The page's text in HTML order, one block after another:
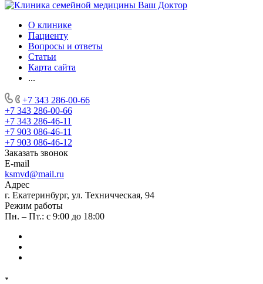
О клинике
Пациенту
Вопросы и ответы
Статьи
Карта сайта
...
+7 343 286-00-66
+7 343 286-00-66
+7 343 286-46-11
+7 903 086-46-11
+7 903 086-46-12
Заказать звонок
E-mail
ksmvd@mail.ru
Адрес
г. Екатеринбург, ул. Техничческая, 94
Режим работы
Пн. – Пт.: с 9:00 до 18:00